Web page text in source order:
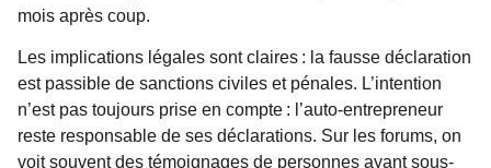
mois après coup.
Les implications légales sont claires : la fausse déclaration
est passible de sanctions civiles et pénales. L’intention
n’est pas toujours prise en compte : l’auto-entrepreneur
reste responsable de ses déclarations. Sur les forums, on
voit souvent des témoignages de personnes ayant sous-